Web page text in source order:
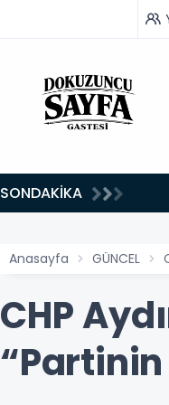
SONDAKİKA
Anasayfa GÜNCEL
CHP